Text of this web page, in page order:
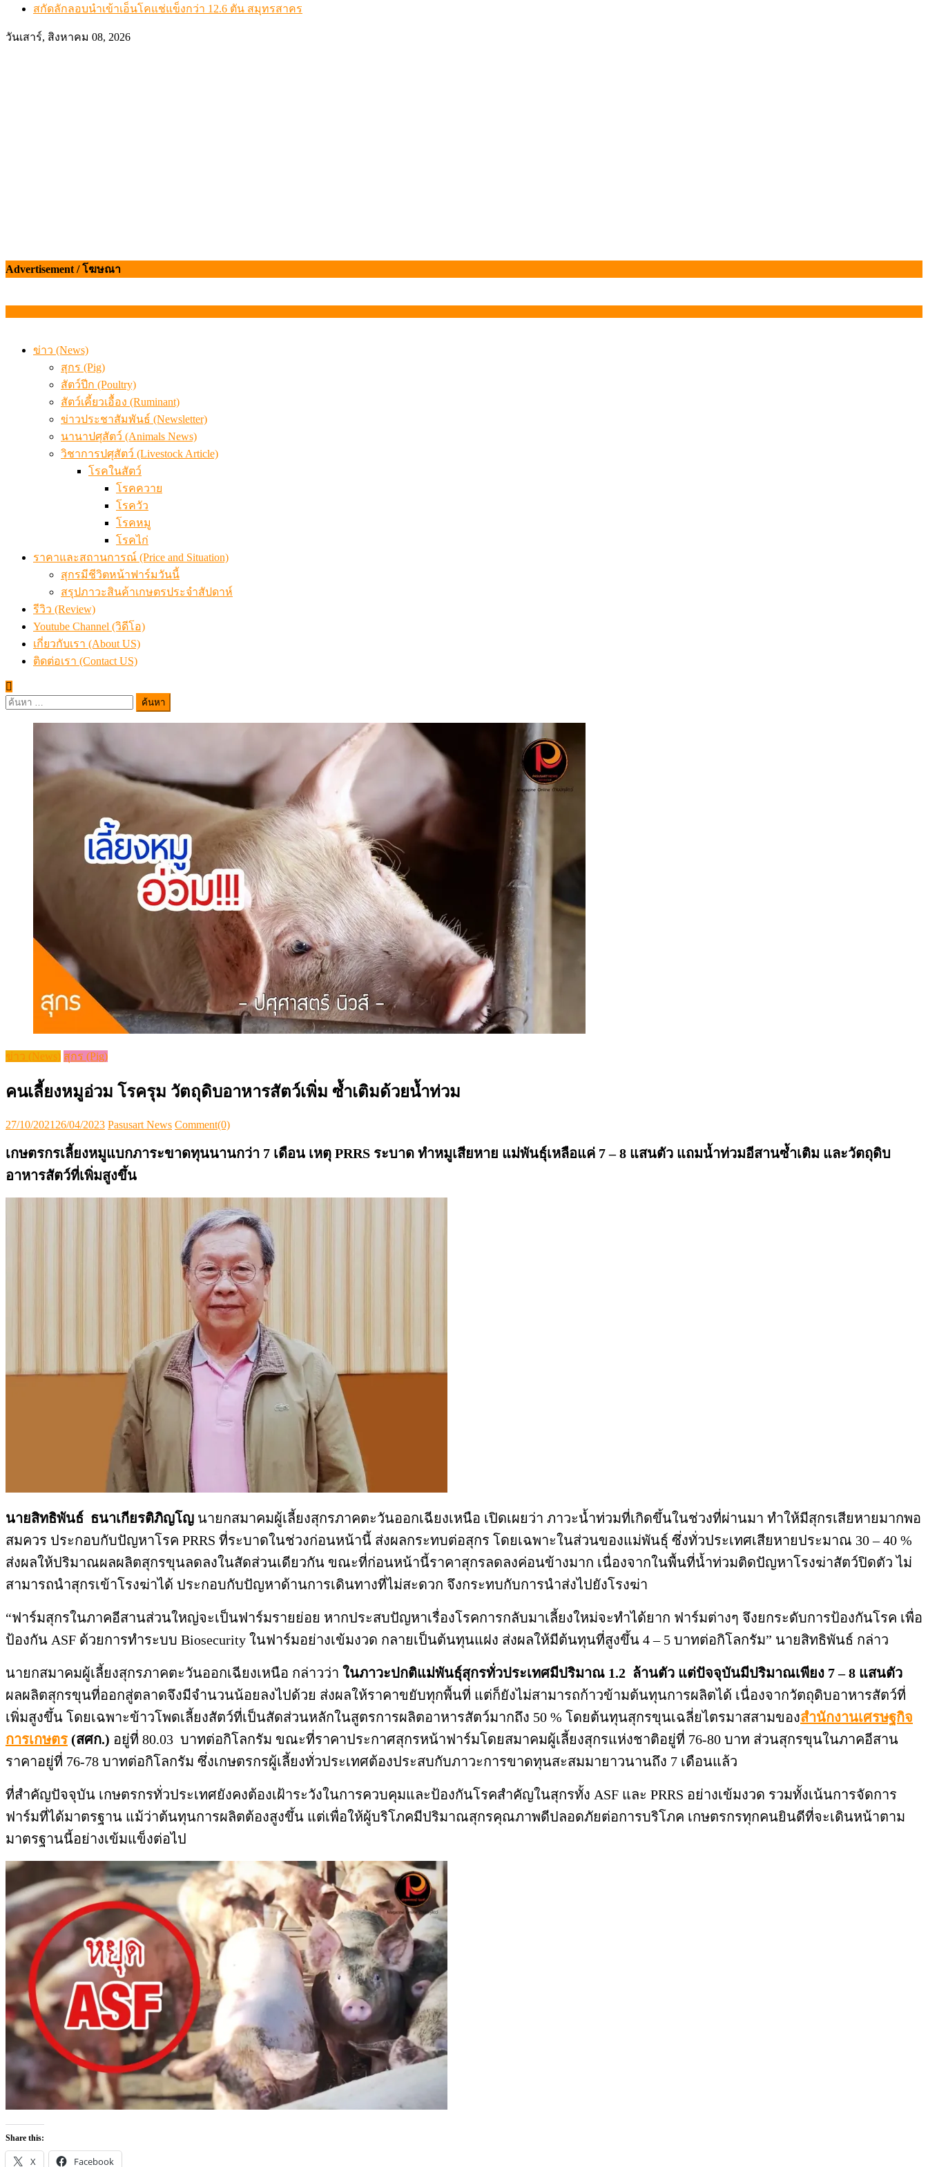
สกัดลักลอบนำเข้าเอ็นโคแช่แข็งกว่า 12.6 ตัน สมุทรสาคร
วันเสาร์, สิงหาคม 08, 2026
Advertisement / โฆษณา
ข่าว (News)
สุกร (Pig)
สัตว์ปีก (Poultry)
สัตว์เคี้ยวเอื้อง (Ruminant)
ข่าวประชาสัมพันธ์ (Newsletter)
นานาปศุสัตว์ (Animals News)
วิชาการปศุสัตว์ (Livestock Article)
โรคในสัตว์
โรคควาย
โรควัว
โรคหมู
โรคไก่
ราคาและสถานการณ์ (Price and Situation)
สุกรมีชีวิตหน้าฟาร์มวันนี้
สรุปภาวะสินค้าเกษตรประจำสัปดาห์
รีวิว (Review)
Youtube Channel (วิดีโอ)
เกี่ยวกับเรา (About US)
ติดต่อเรา (Contact US)
ค้นหา
ข่าว (News) สุกร (Pig)
คนเลี้ยงหมูอ่วม โรครุม วัตถุดิบอาหารสัตว์เพิ่ม ซ้ำเติมด้วยน้ำท่วม
Posted
27/10/2021 26/04/2023 Author
Pasusart News Comment(0)
เกษตรกรเลี้ยงหมูแบกภาระขาดทุนนานกว่า 7 เดือน เหตุ PRRS ระบาด ทำหมูเสียหาย แม่พันธุ์เหลือแค่ 7 – 8 แสนตัว แถมน้ำท่วมอีสานซ้ำเติม และวัตถุดิบ
อาหารสัตว์ที่เพิ่มสูงขึ้น
นายสิทธิพันธ์ ธนาเกียรติภิญโญ นายกสมาคมผู้เลี้ยงสุกรภาคตะวันออกเฉียงเหนือ เปิดเผยว่า ภาวะน้ำท่วมที่เกิดขึ้นในช่วงที่ผ่านมา ทำให้มีสุกรเสียหายมากพอ
สมควร ประกอบกับปัญหาโรค PRRS ที่ระบาดในช่วงก่อนหน้านี้ ส่งผลกระทบต่อสุกร โดยเฉพาะในส่วนของแม่พันธุ์ ซึ่งทั่วประเทศเสียหายประมาณ 30 – 40 %
ส่งผลให้ปริมาณผลผลิตสุกรขุนลดลงในสัดส่วนเดียวกัน ขณะที่ก่อนหน้านี้ราคาสุกรลดลงค่อนข้างมาก เนื่องจากในพื้นที่น้ำท่วมติดปัญหาโรงฆ่าสัตว์ปิดตัว ไม่
สามารถนำสุกรเข้าโรงฆ่าได้ ประกอบกับปัญหาด้านการเดินทางที่ไม่สะดวก จึงกระทบกับการนำส่งไปยังโรงฆ่า
“ฟาร์มสุกรในภาคอีสานส่วนใหญ่จะเป็นฟาร์มรายย่อย หากประสบปัญหาเรื่องโรคการกลับมาเลี้ยงใหม่จะทำได้ยาก ฟาร์มต่างๆ จึงยกระดับการป้องกันโรค เพื่อ
ป้องกัน ASF ด้วยการทำระบบ Biosecurity ในฟาร์มอย่างเข้มงวด กลายเป็นต้นทุนแฝง ส่งผลให้มีต้นทุนที่สูงขึ้น 4 – 5 บาทต่อกิโลกรัม” นายสิทธิพันธ์ กล่าว
นายกสมาคมผู้เลี้ยงสุกรภาคตะวันออกเฉียงเหนือ กล่าวว่า ในภาวะปกติแม่พันธุ์สุกรทั่วประเทศมีปริมาณ 1.2 ล้านตัว แต่ปัจจุบันมีปริมาณเพียง 7 – 8 แสนตัว
ผลผลิตสุกรขุนที่ออกสู่ตลาดจึงมีจำนวนน้อยลงไปด้วย ส่งผลให้ราคาขยับทุกพื้นที่ แต่ก็ยังไม่สามารถก้าวข้ามต้นทุนการผลิตได้ เนื่องจากวัตถุดิบอาหารสัตว์ที่
เพิ่มสูงขึ้น โดยเฉพาะข้าวโพดเลี้ยงสัตว์ที่เป็นสัดส่วนหลักในสูตรการผลิตอาหารสัตว์มากถึง 50 % โดยต้นทุนสุกรขุนเฉลี่ยไตรมาสสามของสำนักงานเศรษฐกิจ
การเกษตร (สศก.) อยู่ที่ 80.03 บาทต่อกิโลกรัม ขณะที่ราคาประกาศสุกรหน้าฟาร์มโดยสมาคมผู้เลี้ยงสุกรแห่งชาติอยู่ที่ 76-80 บาท ส่วนสุกรขุนในภาคอีสาน
ราคาอยู่ที่ 76-78 บาทต่อกิโลกรัม ซึ่งเกษตรกรผู้เลี้ยงทั่วประเทศต้องประสบกับภาวะการขาดทุนสะสมมายาวนานถึง 7 เดือนแล้ว
ที่สำคัญปัจจุบัน เกษตรกรทั่วประเทศยังคงต้องเฝ้าระวังในการควบคุมและป้องกันโรคสำคัญในสุกรทั้ง ASF และ PRRS อย่างเข้มงวด รวมทั้งเน้นการจัดการ
ฟาร์มที่ได้มาตรฐาน แม้ว่าต้นทุนการผลิตต้องสูงขึ้น แต่เพื่อให้ผู้บริโภคมีปริมาณสุกรคุณภาพดีปลอดภัยต่อการบริโภค เกษตรกรทุกคนยินดีที่จะเดินหน้าตาม
มาตรฐานนี้อย่างเข้มแข็งต่อไป
Share this:
X Facebook